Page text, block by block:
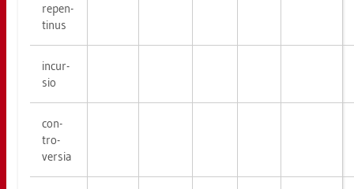
re­pen­
ti­nus
in­cur­
sio
con­
tro­
ver­sia